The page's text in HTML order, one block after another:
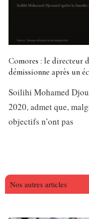
Comores : le directeur
démissionne après un
Soilihi Mohamed
2020, admet que,
objectifs n’ont pas
Nos autres articles